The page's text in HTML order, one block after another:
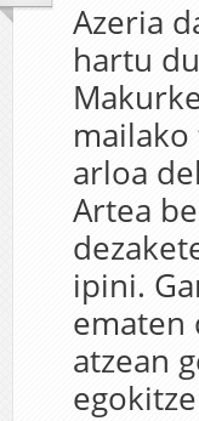
Azeria
hartu
arloa
Artea
ipini.
ematen
atzean